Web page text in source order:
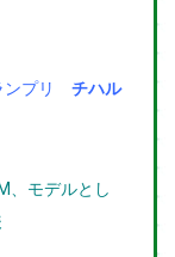
ンプリ チハル
、モデルとし